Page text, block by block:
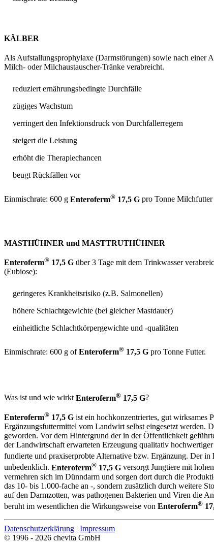
KÄLBER
Als Aufstallungsprophylaxe (Darmstörungen) sowie nach einer
Milch- oder Milchaustauscher-Tränke verabreicht.
reduziert ernährungsbedingte Durchfälle
zügiges Wachstum
verringert den Infektionsdruck von Durchfallerregern
steigert die Leistung
erhöht die Therapiechancen
beugt Rückfällen vor
Einmischrate: 600 g Enteroferm® 17,5 G pro Tonne
MASTHÜHNER und MASTTRUTHÜHNER
Enteroferm® 17,5 G über 3 Tage mit dem Trinkwasser
(Eubiose):
geringeres Krankheitsrisiko (z.B. Salmonellen)
höhere Schlachtgewichte (bei gleicher Mastdauer)
einheitliche Schlachtkörpergewichte und -qualitäten
Einmischrate: 600 g ofEnteroferm® 17,5 G pro Tonne Futter.
Was ist und wie wirktEnteroferm® 17,5 G?
Enteroferm® 17,5 G ist ein hochkonzentriertes, gut
Ergänzungsfuttermittel vom Landwirt selbst eingesetzt werden.
geworden. Vor dem Hintergrund der in der Öffentlichkeit
der Landwirtschaft erwarteten Erzeugung qualitativ
fundierte und praxiserprobte Alternative bzw. Ergänzung. Der in
unbedenklich. Enteroferm® 17,5 G versorgt Jungtiere mit
vermehren sich im Dünndarm und sorgen dort durch die
das 10- bis 1.000-fache an -, sondern zusätzlich durch weitere
auf den Darmzotten, was pathogenen Bakterien und Viren die
beruht im wesentlichen die Wirkungsweise von Enteroferm®
Datenschutzerklärung | Impressum
© 1996 - 2026 chevita GmbH